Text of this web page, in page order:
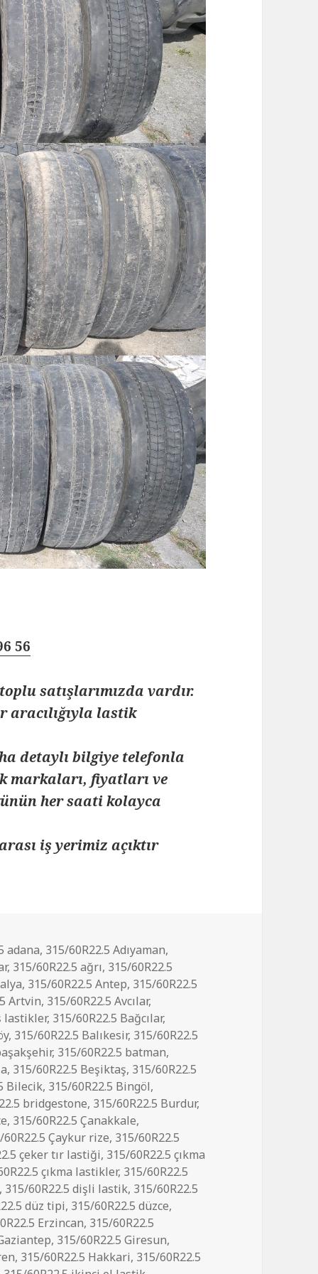
56
satışlarımızda vardır.
aracılığıyla lastik
detaylı bilgiye telefonla
fiyatları ve
her saati kolayca
iş yerimiz açıktır
adana, 315/60R22.5 Adıyaman,
, 315/60R22.5 ağrı, 315/60R22.5
, 315/60R22.5 Antep, 315/60R22.5
Artvin, 315/60R22.5 Avcılar,
lastikler, 315/60R22.5 Bağcılar,
, 315/60R22.5 Balıkesir, 315/60R22.5
, 315/60R22.5 batman,
, 315/60R22.5 Beşiktaş, 315/60R22.5
Bilecik, 315/60R22.5 Bingöl,
bridgestone, 315/60R22.5 Burdur,
, 315/60R22.5 Çanakkale,
60R22.5 Çaykur rize, 315/60R22.5
çeker tır lastiği, 315/60R22.5 çıkma
çıkma lastikler, 315/60R22.5
, 315/60R22.5 dişli lastik, 315/60R22.5
düz tipi, 315/60R22.5 düzce,
Erzincan, 315/60R22.5
, 315/60R22.5 Giresun,
, 315/60R22.5 Hakkari, 315/60R22.5